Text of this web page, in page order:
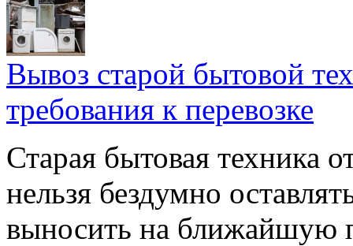
Вывоз старой бытовой
требования к перевозке
Старая бытовая техника
нельзя бездумно
выносить на ближайшую